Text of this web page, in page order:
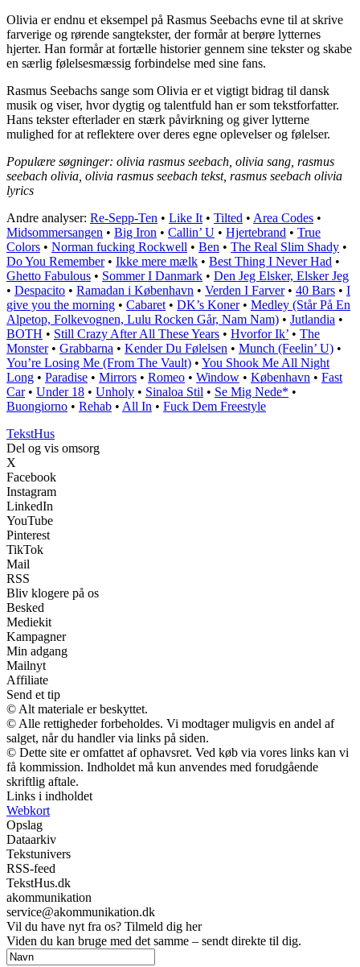
Olivia er endnu et eksempel på Rasmus Seebachs evne til at skrive
farverige og rørende sangtekster, der formår at berøre lytternes
hjerter. Han formår at fortælle historier gennem sine tekster og skabe
en særlig følelsesmæssig forbindelse med sine fans.
Rasmus Seebachs sange som Olivia er et vigtigt bidrag til dansk
musik og viser, hvor dygtig og talentfuld han er som tekstforfatter.
Hans tekster efterlader en stærk påvirkning og giver lytterne
mulighed for at reflektere over deres egne oplevelser og følelser.
Populære søgninger: olivia rasmus seebach, olivia sang, rasmus
seebach olivia, olivia rasmus seebach tekst, rasmus seebach olivia
lyrics
Andre analyser: Re-Sepp-Ten • Like It • Tilted • Area Codes •
Midsommersangen • Big Iron • Callin’ U • Hjertebrand • True
Colors • Norman fucking Rockwell • Ben • The Real Slim Shady •
Do You Remember• Ikke mere mælk • Best Thing I Never Had •
Ghetto Fabulous • Sommer I Danmark • Den Jeg Elsker, Elsker Jeg
• Despacito • Ramadan i København • Verden I Farver• 40 Bars • I
give you the morning • Cabaret • DK’s Koner• Medley (Står På En
Alpetop, Folkevognen, Lulu Rocken Går, Nam Nam) • Jutlandia •
BOTH • Still Crazy After All These Years • Hvorfor Ik’ • The
Monster• Grabbarna • Kender Du Følelsen • Munch (Feelin’ U) •
You’re Losing Me (From The Vault) • You Shook Me All Night
Long • Paradise • Mirrors • Romeo • Window • København • Fast
Car• Under 18 • Unholy • Sinaloa Stil • Se Mig Nede* •
Buongiorno • Rehab • All In • Fuck Dem Freestyle
TekstHus
Del og vis omsorg
X
Facebook
Instagram
LinkedIn
YouTube
Pinterest
TikTok
Mail
RSS
Bliv klogere på os
Besked
Mediekit
Kampagner
Min adgang
Mailnyt
Affiliate
Send et tip
© Alt materiale er beskyttet.
© Alle rettigheder forbeholdes. Vi modtager muligvis en andel af
salget, når du handler via links på siden.
© Dette site er omfattet af ophavsret. Ved køb via vores links kan vi
få kommission. Indholdet må kun anvendes med forudgående
skriftlig aftale.
Links i indholdet
Webkort
Opslag
Dataarkiv
Tekstunivers
RSS-feed
TekstHus.dk
akommunikation
service@akommunikation.dk
Vil du have nyt fra os? Tilmeld dig her
Viden du kan bruge med det samme – sendt direkte til dig.